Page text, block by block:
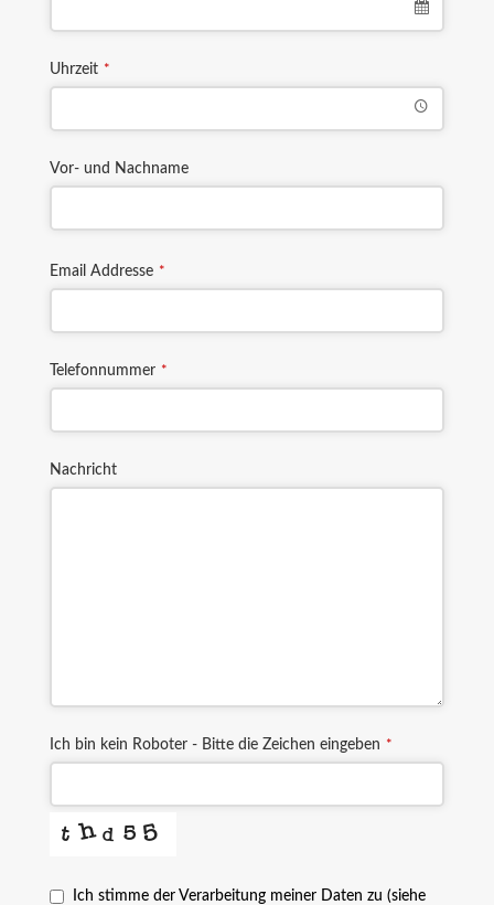
d
b
e
f
l
a
Uhrzeit *
Vor- und Nachname
Email Addresse *
Telefonnummer *
Nachricht
Ich bin kein Roboter - Bitte die Zeichen eingeben *
Ich stimme der Verarbeitung meiner Daten zu (siehe